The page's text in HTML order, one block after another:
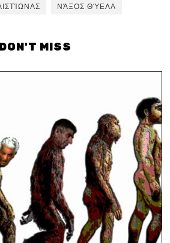
ΝΆΞΟΣ ΘΎΕΛΑ
DON'T MISS